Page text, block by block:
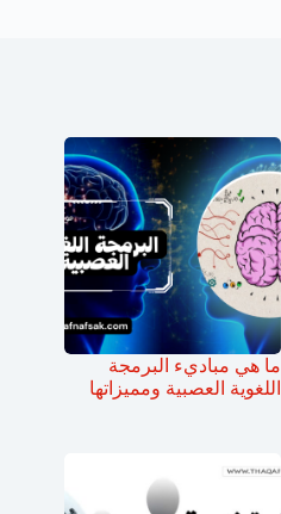
ما هي مباديء البرمجة
اللغوية العصبية ومميزاتها